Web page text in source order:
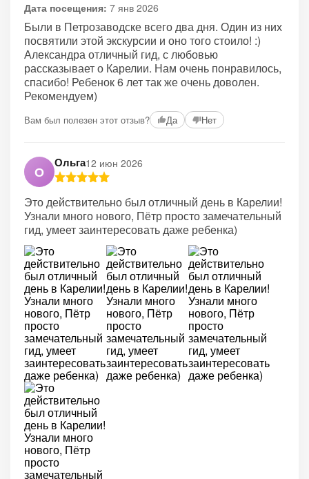
Дата посещения: 7 янв 2026
Были в Петрозаводске всего два дня. Один из них
посвятили этой экскурсии и оно того стоило! :)
Александра отличный гид, с любовью
рассказывает о Карелии. Нам очень понравилось,
спасибо! Ребенок 6 лет так же очень доволен.
Рекомендуем)
Вам был полезен этот отзыв? Да Нет
О
Ольга12 июн 2026
Это действительно был отличный день в Карелии!
Узнали много нового, Пётр просто замечательный
гид, умеет заинтересовать даже ребенка)